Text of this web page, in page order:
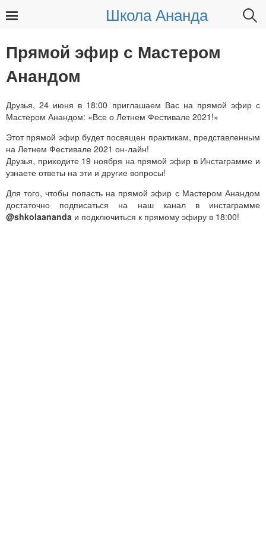
Найти:
Школа Ананда
Прямой эфир с Мастером
Анандом
Друзья, 24 июня в 18:00 приглашаем Вас на прямой эфир с
Мастером Анандом: «Все о Летнем Фестивале 2021!»
Этот прямой эфир будет посвящен практикам, представленным
на Летнем Фестивале 2021 он-лайн!
Друзья, приходите 19 ноября на прямой эфир в Инстаграмме и
узнаете ответы на эти и другие вопросы!
Для того, чтобы попасть на прямой эфир с Мастером Анандом
достаточно подписаться на наш канал в инстаграмме
@shkolaananda и подключиться к прямому эфиру в 18:00!